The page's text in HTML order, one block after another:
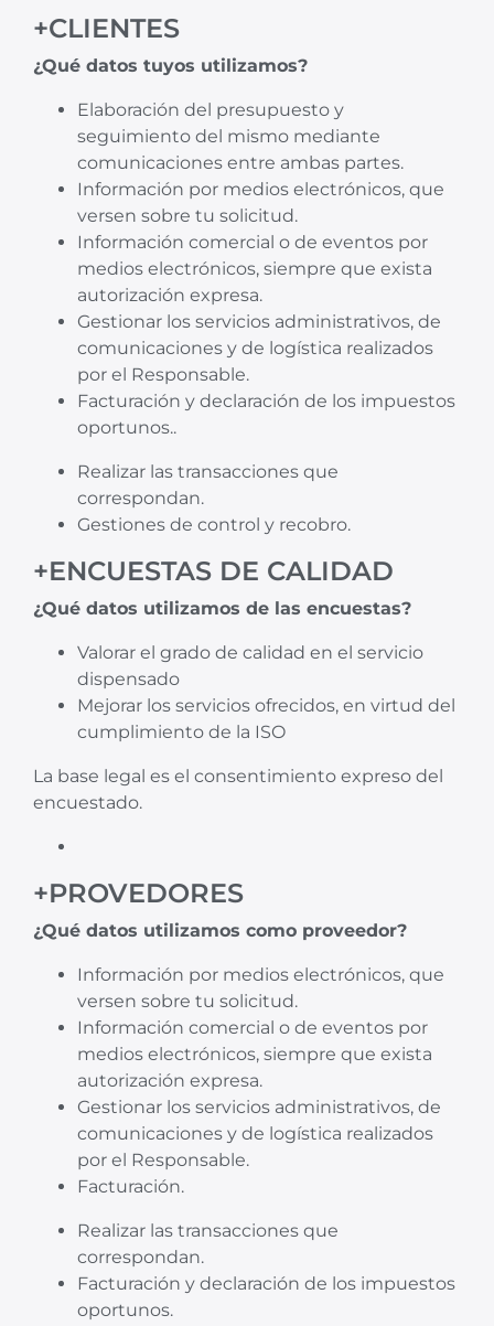
+CLIENTES
¿Qué datos tuyos utilizamos?
Elaboración del presupuesto y
seguimiento del mismo mediante
comunicaciones entre ambas partes.
Información por medios electrónicos, que
versen sobre tu solicitud.
Información comercial o de eventos por
medios electrónicos, siempre que exista
autorización expresa.
Gestionar los servicios administrativos, de
comunicaciones y de logística realizados
por el Responsable.
Facturación y declaración de los impuestos
oportunos..
Realizar las transacciones que
correspondan.
Gestiones de control y recobro.
+ENCUESTAS DE CALIDAD
¿Qué datos utilizamos de las encuestas?
Valorar el grado de calidad en el servicio
dispensado
Mejorar los servicios ofrecidos, en virtud del
cumplimiento de la ISO
La base legal es el consentimiento expreso del
encuestado.
+PROVEDORES
¿Qué datos utilizamos como proveedor?
Información por medios electrónicos, que
versen sobre tu solicitud.
Información comercial o de eventos por
medios electrónicos, siempre que exista
autorización expresa.
Gestionar los servicios administrativos, de
comunicaciones y de logística realizados
por el Responsable.
Facturación.
Realizar las transacciones que
correspondan.
Facturación y declaración de los impuestos
oportunos.